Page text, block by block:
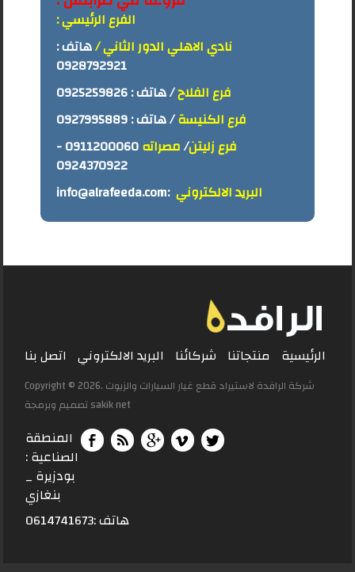
الفرع الرئيسي :
نادي الاهلي الدور الثاني /هاتف :
0928792921
فرع الفلاح/ هاتف :0925259826
فرع الكنيسة/ هاتف :0927995889
فرع زليتن/مصراته0911200060
-
0924370922
البريد الالكتروني:
info@alrafeeda.com
اتصل بنا البريد الالكتروني شركائنا منتجاتنا الرئيسية
Copyright © 2026. شركة الرافدة لاستيراد قطع غيار السيارات والزيوت
sakik net
المنطقة
الصناعية :
بودزيرة _
بنغازي
هاتف :0614741673